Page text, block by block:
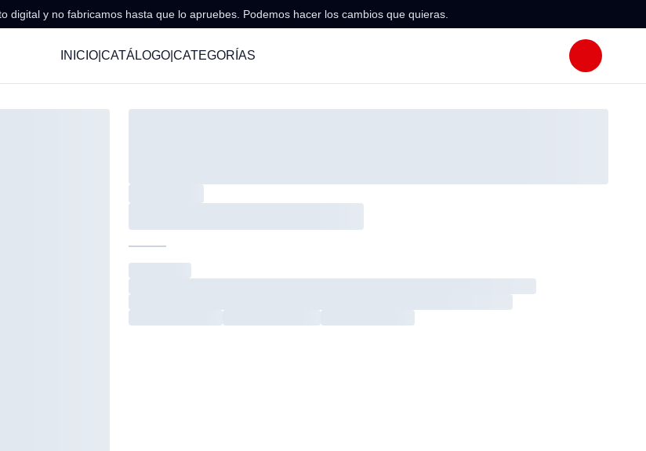
digital y no fabricamos hasta que lo apruebes. Podemos hacer los cambios que quieras.
INICIO| CATÁLOGO| CATEGORÍAS